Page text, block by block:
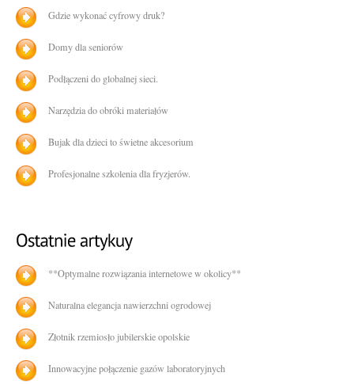
Gdzie wykonać cyfrowy druk?
Domy dla seniorów
Podłączeni do globalnej sieci.
Narzędzia do obróki materiałów
Bujak dla dzieci to świetne akcesorium
Profesjonalne szkolenia dla fryzjerów.
**Optymalne rozwiązania internetowe w okolicy**
Naturalna elegancja nawierzchni ogrodowej
Złotnik rzemiosło jubilerskie opolskie
Innowacyjne połączenie gazów laboratoryjnych